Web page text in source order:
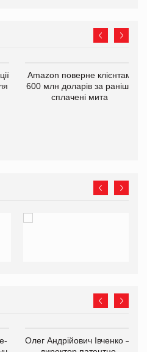
Amazon поверне клієнтам
600 млн доларів за раніше
сплачені мита
Олег Андрійович Івченко —